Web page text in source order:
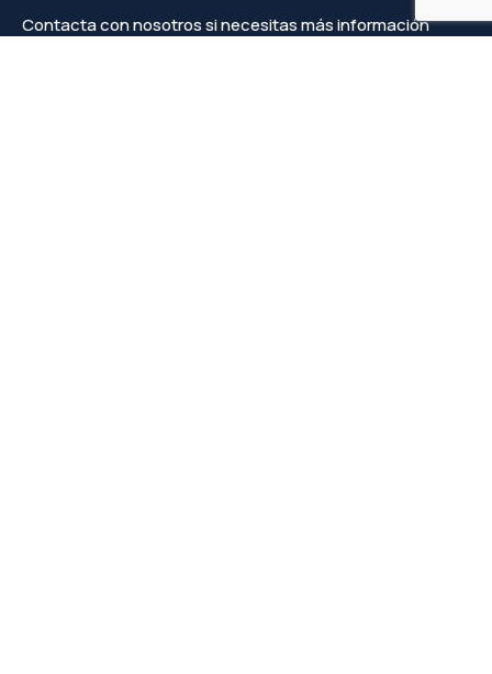
Contacta con nosotros si necesitas más información